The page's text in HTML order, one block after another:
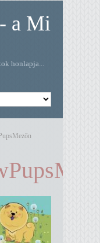
a Mi
honlapja...